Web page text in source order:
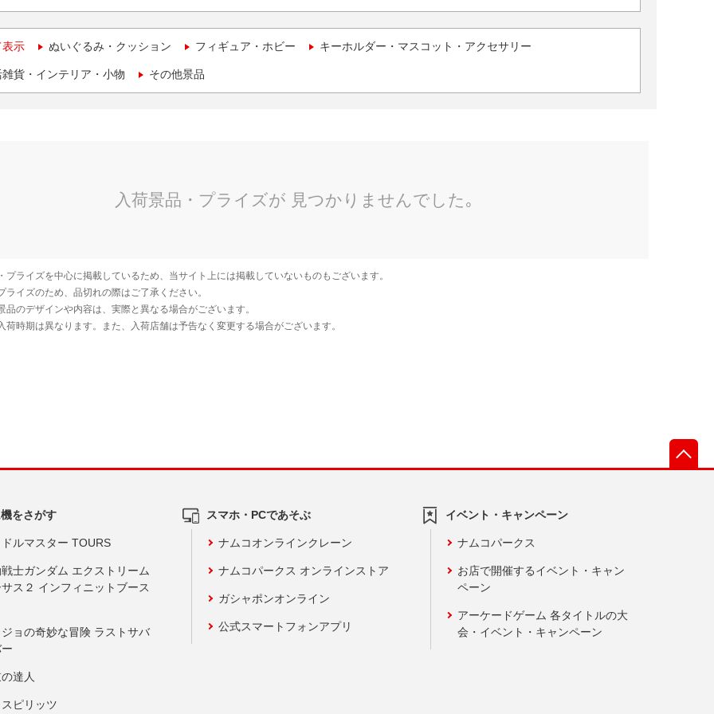
表示 ぬいぐるみ・クッション フィギュア・ホビー キーホルダー・マスコット・アクセサリー
貨・インテリア・小物 その他景品
をさがす
ルマスター TOURS
士ガンダム エクストリーム
ス２ インフィニットブース
ョの奇妙な冒険 ラストサバ
達人
ピリッツ
スマホ・PCであそぶ
ナムコオンラインクレーン
ナムコパークス オンラインストア
ガシャポンオンライン
公式スマートフォンアプリ
イベント・キャンペーン
ナムコパークス
お店で開催するイベント・キャン
ペーン
アーケードゲーム 各タイトルの大
会・イベント・キャンペーン